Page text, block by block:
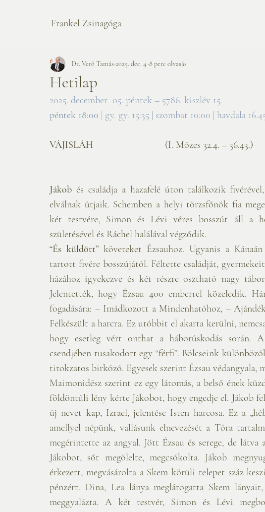
Frankel Zsinagóga
Hetilap
Dr. Verő Tamás 2025. dec. 4. 8 perc olvasás
2025. december  05. péntek – 5786.
péntek 18:00 | gy. gy. 15:35 | szombat 10:00 | havdala
VÁJISLÁH (I. Mózes 32.4. – 36.43.)
Jákob és családja a hazafelé úton találkozik
elválnak útjaik. Schemben a helyi törzsfőnök fia
két testvére, Simon és Lévi véres bosszút áll a
születésével és Ráchel halálával végződik.
“És küldött” követeket Ézsauhoz. Ugyanis a
tartott fivére bosszújától. Féltette családját,
házához igyekezve és két részre osztható nagy
Jelentették, hogy Ézsau 400 emberrel közeledik.
fogadására: – Imádkozott a Mindenhatóhoz, –
Felkészült a harcra. Ez utóbbit el akarta kerülni,
hogy esetleg vért onthat a háborúskodás során.
csendjében tusakodott egy “férfi”. Bölcseink
titokzatos birkózó. Egyesek szerint Ézsau védangyala,
Maimonidész szerint ez egy látomás, a belső ének
földöntúli lény kérte Jákobot, hogy engedje el. Jákob
új nevet kap, Izrael, jelentése Isten harcosa. Ez a
amellyel népünk, vallásunk elnevezését a Tóra
megérintette az angyal. Jött Ézsau és serege, de
Jákobot, sőt megölelte, megcsókolta. Jákob
érkezett, megvásárolta a Skem körüli telepet száz
pénzért. Dina, Lea lánya meglátogatta Skem
meggyalázta. A két testvér, Simon és Lévi